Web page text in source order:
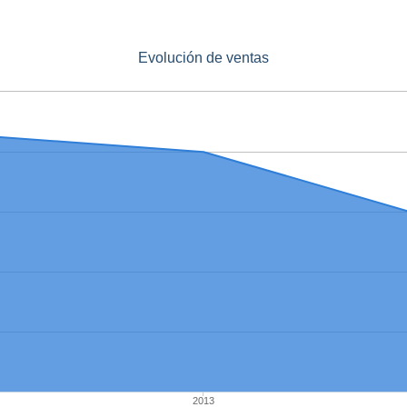
Evolución de ventas
2013